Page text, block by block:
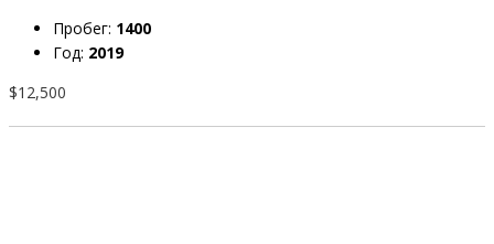
Пробег: 1400
Год: 2019
$12,500